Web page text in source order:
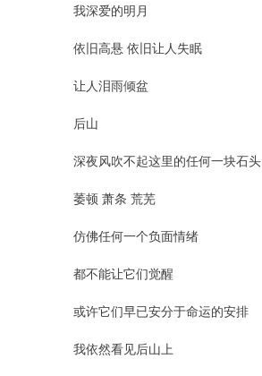
我深爱的明月
依旧高悬 依旧让人失眠
让人泪雨倾盆
后山
深夜风吹不起这里的任何一块石头
萎顿 萧条 荒芜
仿佛任何一个负面情绪
都不能让它们觉醒
或许它们早已安分于命运的安排
我依然看见后山上